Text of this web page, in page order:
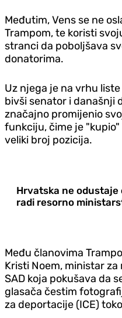
Međutim, Vens se ne
Trampom, te koristi
stranci da poboljšava
donatorima.
Uz njega je na vrhu
bivši senator i današnji
značajno promijenio
funkciju, čime je
veliki broj pozicija.
Hrvatska ne odustaje
radi resorno
Među članovima
Kristi Noem, ministar
SAD koja pokušava da
glasača čestim
za deportacije (ICE)